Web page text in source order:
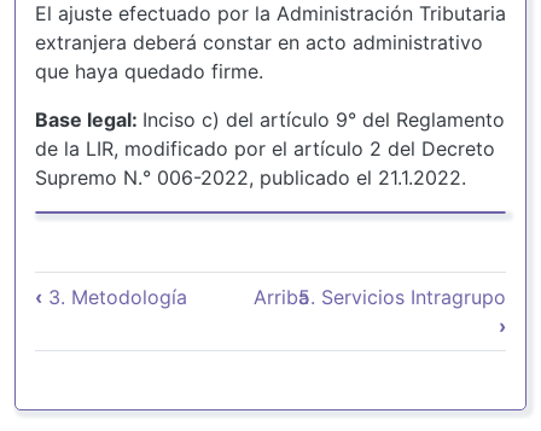
El ajuste efectuado por la Administración Tributaria
extranjera deberá constar en acto administrativo
que haya quedado firme.
Base legal: Inciso c) del artículo 9° del Reglamento
de la LIR, modificado por el artículo 2 del Decreto
Supremo N.° 006-2022, publicado el 21.1.2022.
Enlaces transversales de Book
‹ 3. Metodología Arriba5. Servicios Intragrupo
›